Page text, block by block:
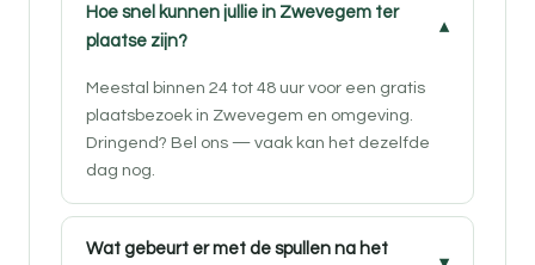
Hoe snel kunnen jullie in Zwevegem ter
plaatse zijn?
Meestal binnen 24 tot 48 uur voor een gratis
plaatsbezoek in Zwevegem en omgeving.
Dringend? Bel ons — vaak kan het dezelfde
dag nog.
Wat gebeurt er met de spullen na het